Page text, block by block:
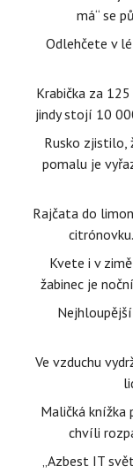
má“ se
Odlehčete v
Krabička za
jindy stojí 10
Rusko zjistilo,
pomalu je
Rajčata do
Kvete i v
žabinec je
Ve vzduchu
Maličká knížka
chvíli
„Azbest IT